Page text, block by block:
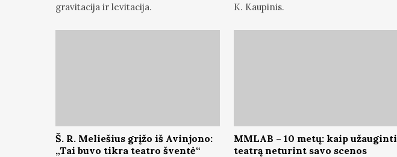
gravitacija ir levitacija.
K. Kaupinis.
Š. R. Meliešius grįžo iš Avinjono:
„Tai buvo tikra teatro šventė“
MMLAB – 10 metų: kaip užauginti
teatrą neturint savo scenos